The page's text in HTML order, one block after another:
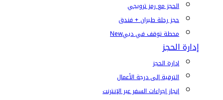
الحجز مع رمز ترويجي
حجز رحلة طيران + فندق
محطة توقف في دبيNew
إدارة الحجز
إدارة الحجز
الترقية إلى درجة الأعمال
إنجاز إجراءات السفر عبر الإنترنت